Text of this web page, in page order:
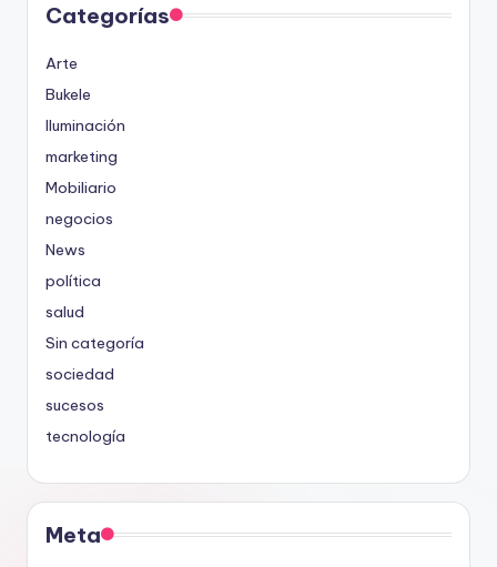
Categorías
Arte
Bukele
Iluminación
marketing
Mobiliario
negocios
News
política
salud
Sin categoría
sociedad
sucesos
tecnología
Meta